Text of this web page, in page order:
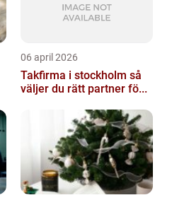
06 april 2026
Takfirma i stockholm så
väljer du rätt partner fö...